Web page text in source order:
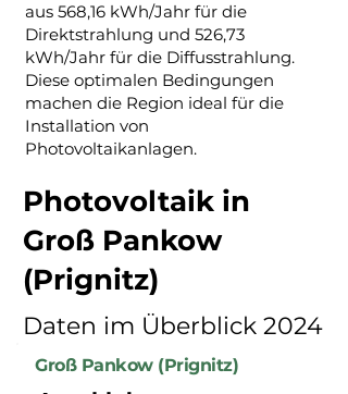
aus 568,16 kWh/Jahr für die
Direktstrahlung und 526,73
kWh/Jahr für die Diffusstrahlung.
Diese optimalen Bedingungen
machen die Region ideal für die
Installation von
Photovoltaikanlagen.
Photovoltaik in
Groß Pankow
(Prignitz)
Daten im Überblick 2024
Groß Pankow (Prignitz)